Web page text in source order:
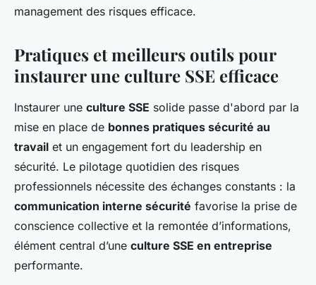
management des risques efficace.
Pratiques et meilleurs outils pour
instaurer une culture SSE efficace
Instaurer une culture SSE solide passe d'abord par la
mise en place de bonnes pratiques sécurité au
travail et un engagement fort du leadership en
sécurité. Le pilotage quotidien des risques
professionnels nécessite des échanges constants : la
communication interne sécurité favorise la prise de
conscience collective et la remontée d’informations,
élément central d’une culture SSE en entreprise
performante.